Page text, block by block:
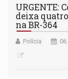
URGENTE:
deixa
na BR-364
Polícia